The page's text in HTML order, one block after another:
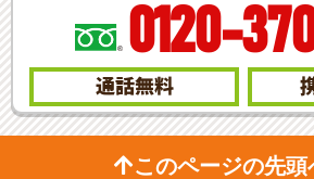
0120-
通話無料
このページの先頭